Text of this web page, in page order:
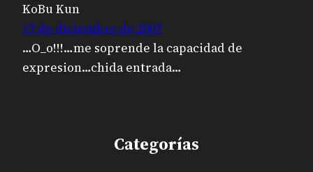
KoBu Kun
17 de diciembre de 2007
…O_o!!!…me soprende la capacidad de
expresion…chida entrada…
Categorías